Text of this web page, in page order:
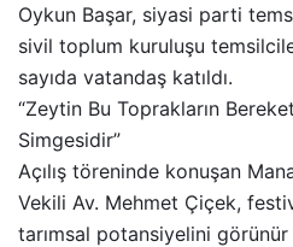
Oykun Başar, siyasi parti
sivil toplum kuruluşu
sayıda vatandaş katıldı.
“Zeytin Bu Toprakların
Simgesidir”
Açılış töreninde konuşan
Vekili Av. Mehmet Çiçek,
tarımsal potansiyelini görünür